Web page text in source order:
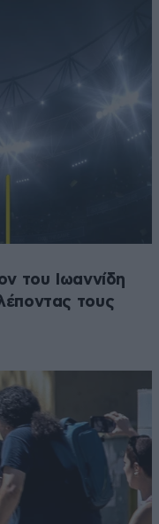
του Ιωαννίδη
τους